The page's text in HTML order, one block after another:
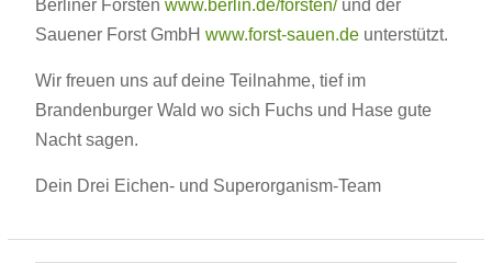
Berliner Forsten www.berlin.de/forsten/und der
Sauener Forst GmbH www.forst-sauen.deunterstützt.
Wir freuen uns auf deine Teilnahme, tief im
Brandenburger Wald wo sich Fuchs und Hase gute
Nacht sagen.
Dein Drei Eichen- und Superorganism-Team